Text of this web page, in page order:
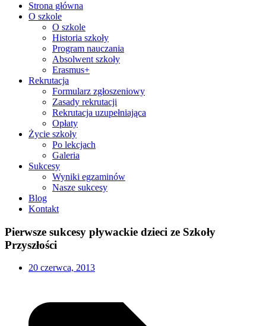
Strona główna
O szkole
O szkole
Historia szkoły
Program nauczania
Absolwent szkoły
Erasmus+
Rekrutacja
Formularz zgłoszeniowy
Zasady rekrutacji
Rekrutacja uzupełniająca
Opłaty
Życie szkoły
Po lekcjach
Galeria
Sukcesy
Wyniki egzaminów
Nasze sukcesy
Blog
Kontakt
Pierwsze sukcesy pływackie dzieci ze Szkoły
Przyszłości
20 czerwca, 2013